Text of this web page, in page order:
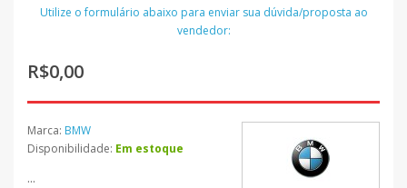
Utilize o formulário abaixo para enviar sua dúvida/proposta ao
vendedor:
R$0,00
Marca: BMW
Disponibilidade: Em estoque
...